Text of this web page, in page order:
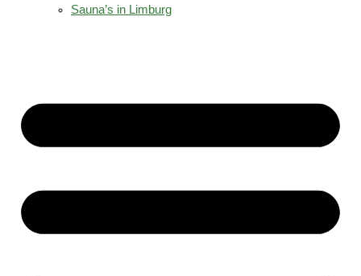
Sauna’s in Limburg